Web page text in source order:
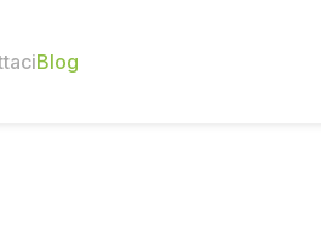
Blog